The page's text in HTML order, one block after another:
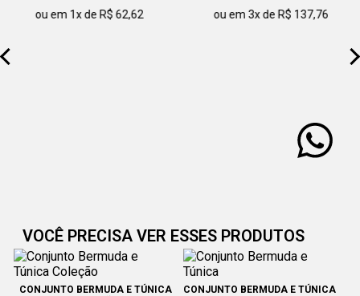
ou em 1x de R$ 62,62 ou em 3x de R$ 137,76
VOCÊ PRECISA VER ESSES PRODUTOS
CONJUNTO BERMUDA E TÚNICA
CONJUNTO BERMUDA E TÚNICA